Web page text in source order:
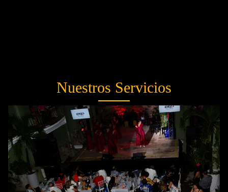
Nuestros Servicios